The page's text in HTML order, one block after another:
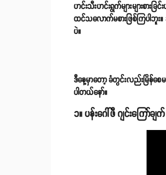
ဟင်းသီးဟင်းရွက်များများစား
ထင်သလောက်မစားဖြစ်ကြပါဘူး
ပဲ။
ဒီနေ့မှာတော့ ခံတွင်းလည်းမြိန်စ
ပါတယ်နော်။
၁။ ပန်းဂေါ်ဖီ ဂျင်းကြော်ချက်